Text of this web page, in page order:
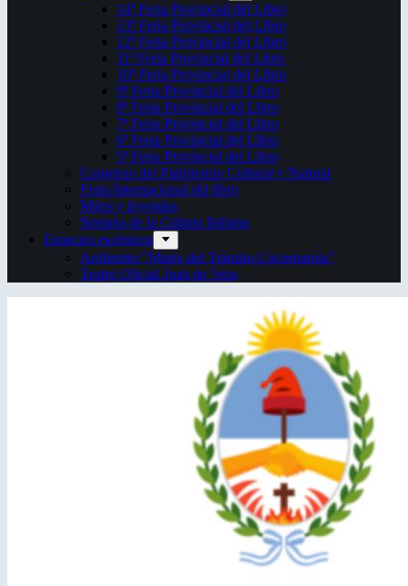
14ª Feria Provincial del Libro
13ª Feria Provincial del Libro
12ª Feria Provincial del Libro
11ª Feria Provincial del Libro
10ª Feria Provincial del Libro
9ª Feria Provincial del Libro
8ª Feria Provincial del Libro
7ª Feria Provincial del Libro
6ª Feria Provincial del Libro
5ª Feria Provincial del Libro
Congreso del Patrimonio Cultural y Natural
Feria Internacional del libro
Mitos y leyendas
Semana de la Cultura Italiana
Espacios escénicos
Anfiteatro “Mario del Tránsito Cocomarola”
Teatro Oficial Juan de Vera